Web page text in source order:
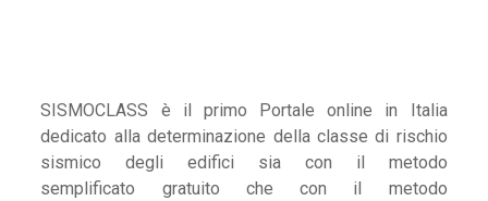
SISMOCLASS è il primo Portale online in Italia
dedicato alla determinazione della classe di rischio
sismico degli edifici sia con il metodo
semplificato gratuito che con il metodo